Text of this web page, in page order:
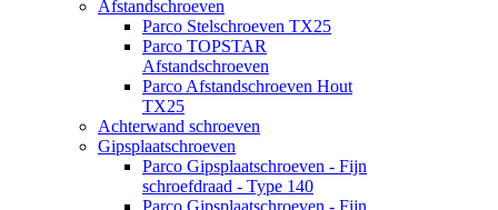
Afstandschroeven
Parco Stelschroeven TX25
Parco TOPSTAR
Afstandschroeven
Parco Afstandschroeven Hout
TX25
Achterwand schroeven
Gipsplaatschroeven
Parco Gipsplaatschroeven - Fijn
schroefdraad - Type 140
Parco Gipsplaatschroeven - Fijn